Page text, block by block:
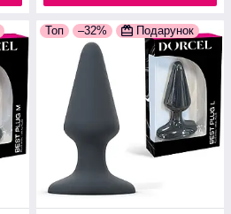
Топ –32% Подарунок